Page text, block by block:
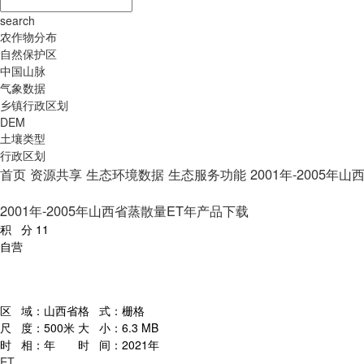
search
农作物分布
自然保护区
中国山脉
气象数据
乡镇行政区划
DEM
土壤类型
行政区划
首页 资源共享 生态环境数据 生态服务功能 2001年-2005年山
2001年-2005年山西省蒸散量ET年产品下载
积 分 11
自营
区 域： 山西省格 式： 栅格
尺 度： 500米 大 小： 6.3 MB
时 相： 年 时 间： 2021年